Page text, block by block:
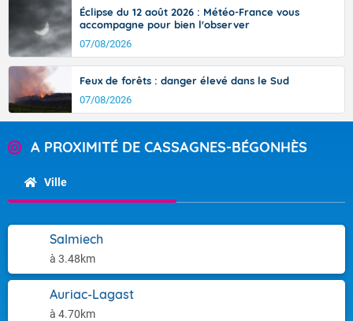
Éclipse du 12 août 2026 : Météo-France vous
accompagne pour bien l'observer
07/08/2026
Feux de forêts : danger élevé dans le Sud
07/08/2026
A PROXIMITÉ DE CASSAGNES-BÉGONHÈS
Ville
Salmiech
à 3.48km
Auriac-Lagast
à 4.70km